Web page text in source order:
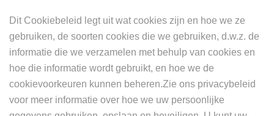
Dit Cookiebeleid legt uit wat cookies zijn en hoe we ze
gebruiken, de soorten cookies die we gebruiken, d.w.z. de
informatie die we verzamelen met behulp van cookies en
hoe die informatie wordt gebruikt, en hoe we de
cookievoorkeuren kunnen beheren.Zie ons privacybeleid
voor meer informatie over hoe we uw persoonlijke